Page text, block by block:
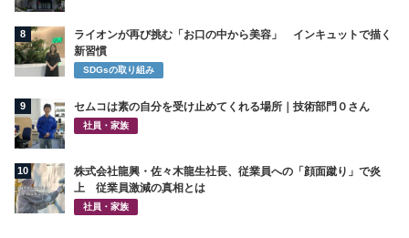
8
ライオンが再び挑む「お口の中から美容」 インキュットで描く
新習慣
SDGsの取り組み
9 セムコは素の自分を受け止めてくれる場所｜技術部門０さん
社員・家族
10
株式会社龍興・佐々木龍生社長、従業員への「顔面蹴り」で炎
上 従業員激減の真相とは
社員・家族